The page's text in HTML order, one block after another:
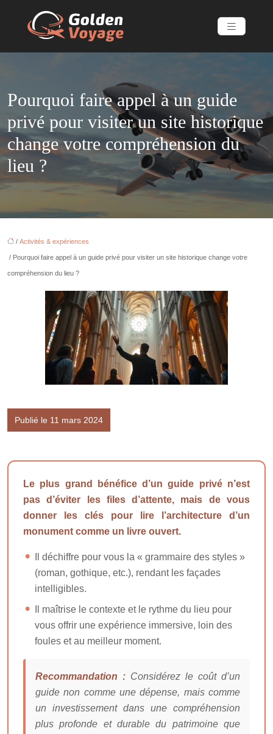
Pourquoi faire appel à un guide
privé pour visiter un site historique
change votre compréhension du
lieu ?
/ Activités & expériences
/ Pourquoi faire appel à un guide privé pour visiter un site historique change votre
compréhension du lieu ?
Publié le 11 mars 2024
Le plus grand bénéfice d’un guide privé n’est
pas d’éviter les files d’attente, mais de vous
donner les clés pour lire l’architecture d’un
monument comme un livre ouvert.
Il déchiffre pour vous la « grammaire des styles »
(roman, gothique, etc.), rendant les façades
intelligibles.
Il maîtrise le contexte et le rythme du lieu pour
vous offrir une expérience immersive, loin des
foules et au meilleur moment.
Recommandation : Considérez le coût d’un
guide non comme une dépense, mais comme
un investissement dans une compréhension
plus profonde et durable du patrimoine que